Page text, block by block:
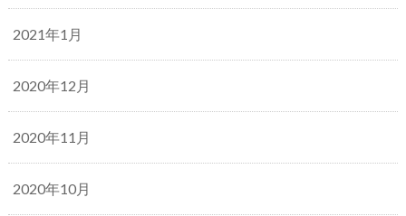
2021年1月
2020年12月
2020年11月
2020年10月